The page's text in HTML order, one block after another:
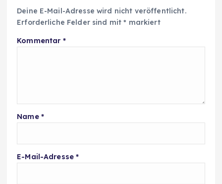
Deine E-Mail-Adresse wird nicht veröffentlicht.
Erforderliche Felder sind mit* markiert
Kommentar *
Name *
E-Mail-Adresse*